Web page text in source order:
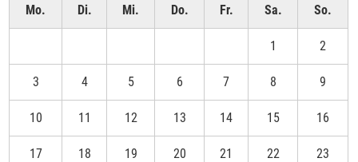
Mo. Di. Mi. Do. Fr. Sa. So.
1 2
3 4 5 6 7 8 9
10 11 12 13 14 15 16
17 18 19 20 21 22 23